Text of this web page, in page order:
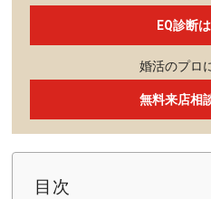
EQ診断
婚活のプロ
無料来店相
目次